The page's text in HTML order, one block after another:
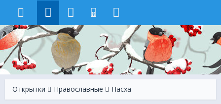
8
Открытки Православные Пасха